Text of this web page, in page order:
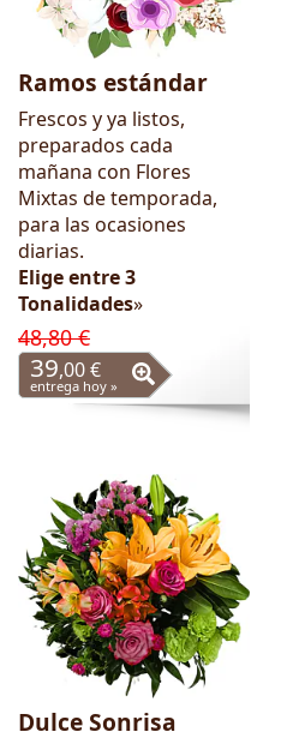
Ramos estándar
Frescos y ya listos,
preparados cada
mañana con Flores
Mixtas de temporada,
para las ocasiones
diarias.
Elige entre 3
Tonalidades»
48,80 €
39,00 €
entrega hoy »
Dulce Sonrisa